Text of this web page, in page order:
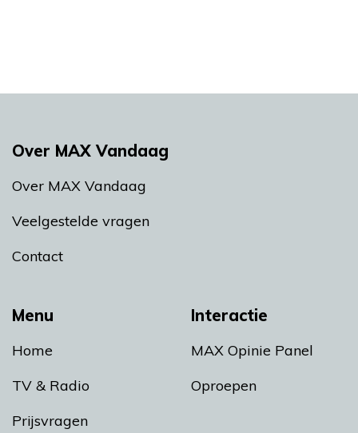
Menu
Home
TV & Radio
Prijsvragen
Interactie
MAX Opinie Panel
Oproepen
Over MAX Vandaag
Over MAX Vandaag
Veelgestelde vragen
Contact